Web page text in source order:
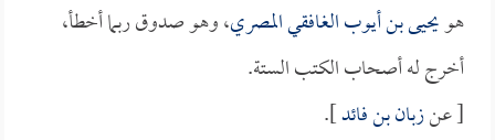
هويحيى بن أيوب الغافقي المصري، وهو صدوق ربما أخطأ،
أخرج له أصحاب الكتب الستة.
[ عنزبان بن فائد].